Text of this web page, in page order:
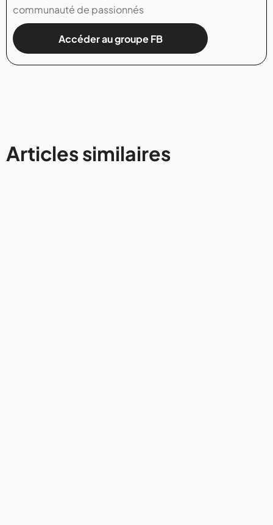
communauté de passionnés
Accéder au groupe FB
Articles similaires